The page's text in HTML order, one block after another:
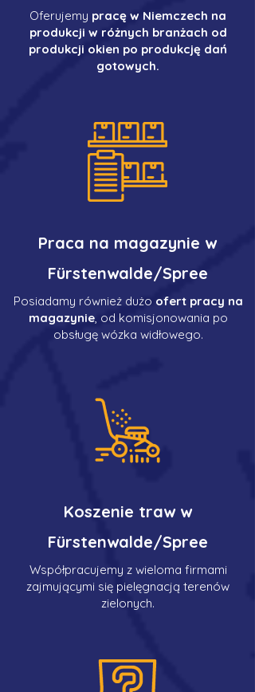
Oferujemy pracę w Niemczech na
produkcji w różnych branżach od
produkcji okien po produkcję dań
gotowych.
Praca na magazynie w
Fürstenwalde/Spree
Posiadamy również dużo ofert pracy na
magazynie, od komisjonowania po
obsługę wózka widłowego.
Koszenie traw w
Fürstenwalde/Spree
Współpracujemy z wieloma firmami
zajmującymi się pielęgnacją terenów
zielonych.